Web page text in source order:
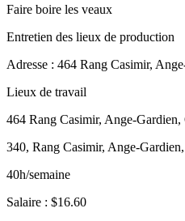
Faire boire les veaux
Entretien des lieux de production
Adresse : 464 Rang Casimir,
Lieux de travail
464 Rang Casimir, Ange-Gardien,
340, Rang Casimir, Ange-
40h/semaine
Salaire : $16.60